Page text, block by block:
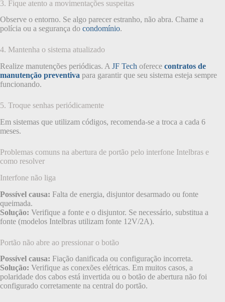
3. Fique atento a movimentações suspeitas
Observe o entorno. Se algo parecer estranho, não abra. Chame a
polícia ou a segurança do condomínio.
4. Mantenha o sistema atualizado
Realize manutenções periódicas. A JF Tech oferece contratos de
manutenção preventiva para garantir que seu sistema esteja sempre
funcionando.
5. Troque senhas periódicamente
Em sistemas que utilizam códigos, recomenda-se a troca a cada 6
meses.
Problemas comuns na abertura de portão pelo interfone Intelbras e
como resolver
Interfone não liga
Possível causa: Falta de energia, disjuntor desarmado ou fonte
queimada.
Solução: Verifique a fonte e o disjuntor. Se necessário, substitua a
fonte (modelos Intelbras utilizam fonte 12V/2A).
Portão não abre ao pressionar o botão
Possível causa: Fiação danificada ou configuração incorreta.
Solução: Verifique as conexões elétricas. Em muitos casos, a
polaridade dos cabos está invertida ou o botão de abertura não foi
configurado corretamente na central do portão.